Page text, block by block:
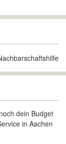
dein Budget
in Aachen